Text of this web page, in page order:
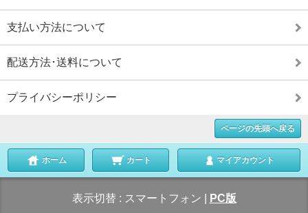
支払い方法について
配送方法･送料について
プライバシーポリシー
ページの先頭へ戻る
ホーム カート マイアカウント
表示切替 : スマートフォン PC版